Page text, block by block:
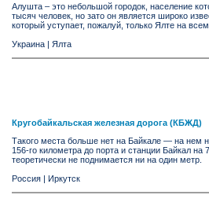
Алушта – это небольшой городок, население
тысяч человек, но зато он является широко
который уступает, пожалуй, только Ялте на
Украина | Ялта
Кругобайкальская железная дорога (КБЖД)
Такого места больше нет на Байкале — на нем
156-го километра до порта и станции Байкал на
теоретически не поднимается ни на один метр.
Россия | Иркутск